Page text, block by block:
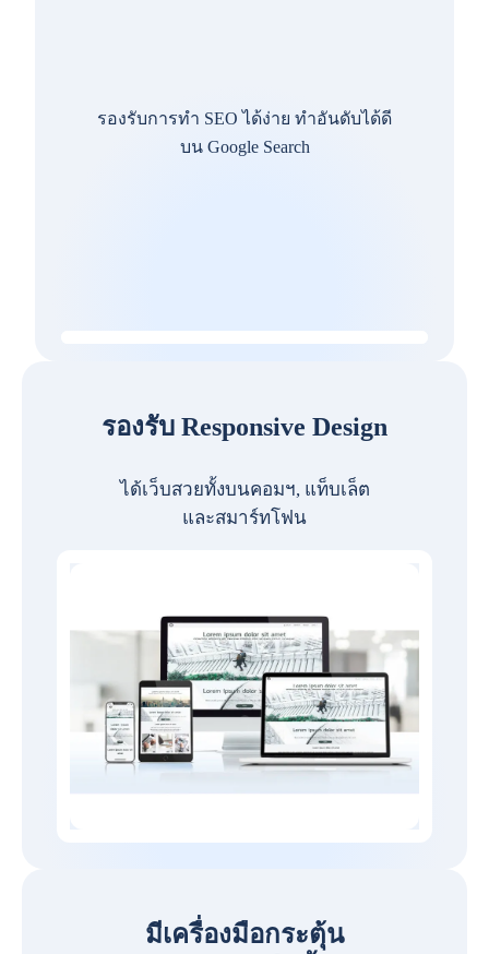
รองรับการทำ SEO ได้ง่าย ทำอันดับได้ดี
บน Google Search
รองรับ Responsive Design
ได้เว็บสวยทั้งบนคอมฯ, แท็บเล็ต
และสมาร์ทโฟน
มีเครื่องมือกระตุ้น